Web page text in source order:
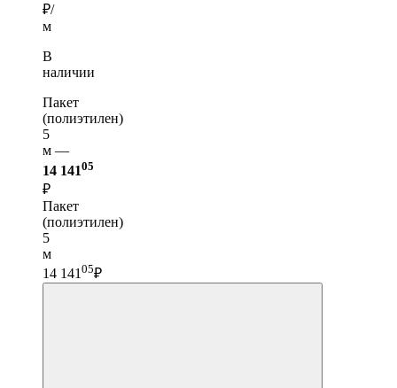
₽/
м
В
наличии
Пакет
(полиэтилен)
5
м —
14 14105
₽
Пакет
(полиэтилен)
5
м
14 141 05₽